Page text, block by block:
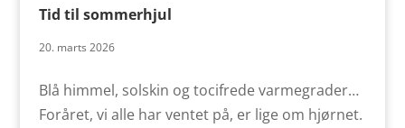
Tid til sommerhjul
20. marts 2026
Blå himmel, solskin og tocifrede varmegrader…
Foråret, vi alle har ventet på, er lige om hjørnet.